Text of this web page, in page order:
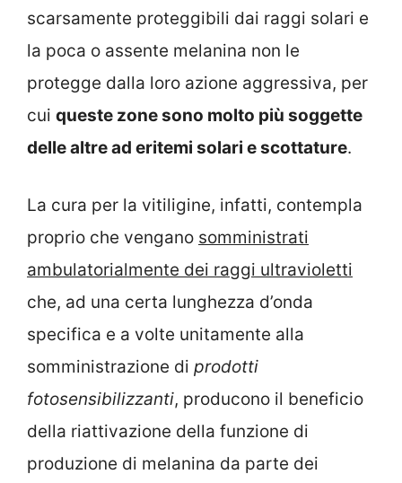
scarsamente proteggibili dai raggi solari e
la poca o assente melanina non le
protegge dalla loro azione aggressiva, per
cui queste zone sono molto più soggette
delle altre ad eritemi solari e scottature.
La cura per la vitiligine, infatti, contempla
proprio che vengano somministrati
ambulatorialmente dei raggi ultravioletti
che, ad una certa lunghezza d’onda
specifica e a volte unitamente alla
somministrazione di prodotti
fotosensibilizzanti, producono il beneficio
della riattivazione della funzione di
produzione di melanina da parte dei